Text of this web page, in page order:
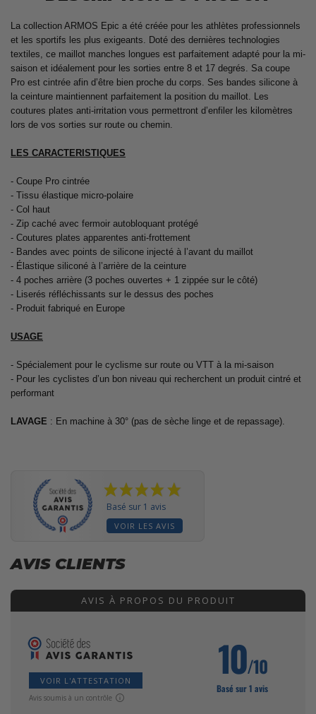
La collection ARMOS Epic a été créée pour les athlètes professionnels
et les sportifs les plus exigeants. Doté des dernières technologies
textiles, ce maillot manches longues est parfaitement adapté pour la mi-
saison et idéalement pour les sorties entre 8 et 17 degrés. Sa coupe
Pro est cintrée afin d’être bien proche du corps. Ses bandes silicone à
la ceinture maintiennent parfaitement la position du maillot. Les
coutures plates anti-irritation vous permettront d’enfiler les kilomètres
lors de vos sorties sur route ou chemin.
LES CARACTERISTIQUES
- Coupe Pro cintrée
- Tissu élastique micro-polaire
- Col haut
- Zip caché avec fermoir autobloquant protégé
- Coutures plates apparentes anti-frottement
- Bandes avec points de silicone injecté à l’avant du maillot
- Élastique siliconé à l’arrière de la ceinture
- 4 poches arrière (3 poches ouvertes + 1 zippée sur le côté)
- Liserés réfléchissants sur le dessus des poches
- Produit fabriqué en Europe
USAGE
- Spécialement pour le cyclisme sur route ou VTT à la mi-saison
- Pour les cyclistes d’un bon niveau qui recherchent un produit cintré et
performant
LAVAGE : En machine à 30° (pas de sèche linge et de repassage).
Basé sur 1 avis
VOIR LES AVIS
AVIS CLIENTS
AVIS À PROPOS DU PRODUIT
VOIR L'ATTESTATION
Avis soumis à un contrôle
10/10
Basé sur 1 avis